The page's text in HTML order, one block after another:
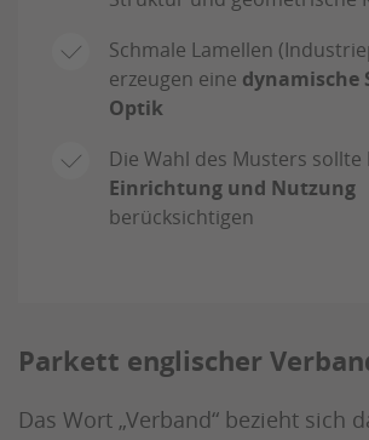
Schmale Lamellen
erzeugen eine dynamische
Optik
Die Wahl des Musters sollte
Einrichtung und Nutzung
berücksichtigen
Parkett englischer
Das Wort „Verband“ bezieht sich